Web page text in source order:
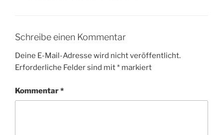
Schreibe einen Kommentar
Deine E-Mail-Adresse wird nicht veröffentlicht.
Erforderliche Felder sind mit* markiert
Kommentar*